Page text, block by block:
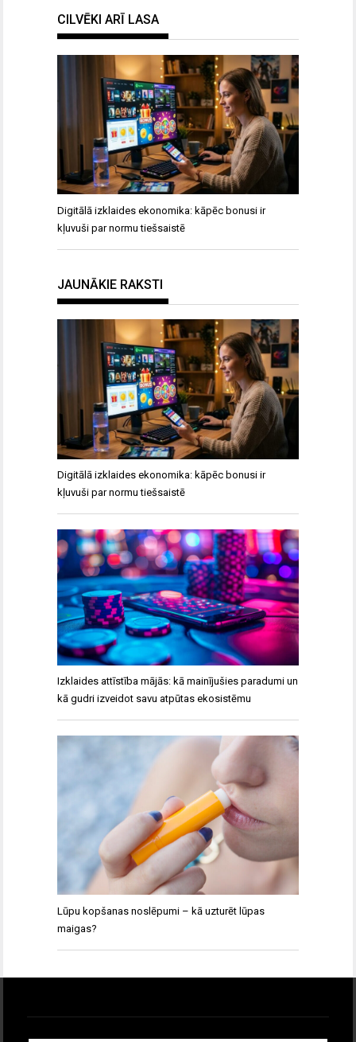
CILVĒKI ARĪ LASA
Digitālā izklaides ekonomika: kāpēc bonusi ir
kļuvuši par normu tiešsaistē
JAUNĀKIE RAKSTI
Digitālā izklaides ekonomika: kāpēc bonusi ir
kļuvuši par normu tiešsaistē
Izklaides attīstība mājās: kā mainījušies paradumi un
kā gudri izveidot savu atpūtas ekosistēmu
Lūpu kopšanas noslēpumi – kā uzturēt lūpas
maigas?